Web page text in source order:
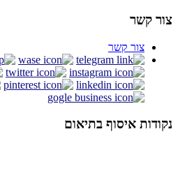
צור קשר
צור קשר
נקודות איסוף בתיאום